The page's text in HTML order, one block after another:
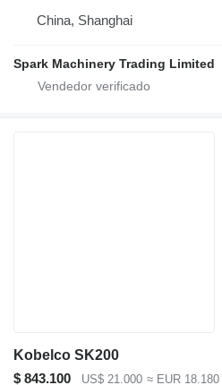
China, Shanghai
Spark Machinery Trading Limited
Kobelco SK200
$ 843.100
US$ 21.000 ≈ EUR 18.180